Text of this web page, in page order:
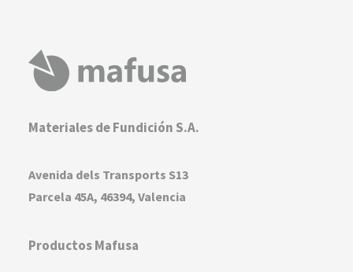
Materiales de Fundición S.A.
Avenida dels Transports S13
Parcela 45A, 46394, Valencia
Productos Mafusa